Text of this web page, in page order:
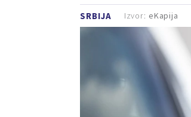
SRBIJA Izvor: eKapija